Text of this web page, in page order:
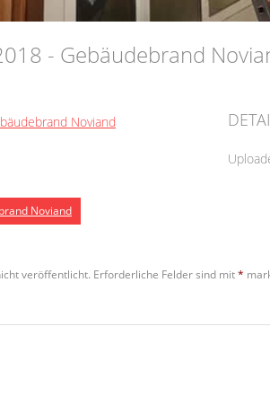
- Gebäudebrand
Noviand
Noviand
veröffentlicht. Erforderliche Felder sind mit*